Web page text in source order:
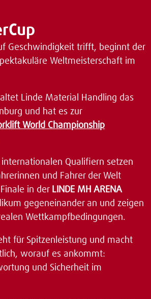
Geschwindigkeit trifft, beginnt der
Weltmeisterschaft im
Linde Material Handling das
und hat es zur
World Championship
internationalen Qualifiern setzen
und Fahrer der Welt
in der LINDE MH ARENA
gegeneinander an und zeigen
Wettkampfbedingungen.
für Spitzenleistung und macht
worauf es ankommt:
und Sicherheit im